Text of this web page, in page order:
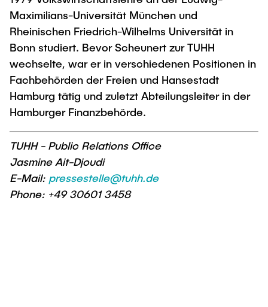
Maximilians-Universität München und
Rheinischen Friedrich-Wilhelms Universität in
Bonn studiert. Bevor Scheunert zur TUHH
wechselte, war er in verschiedenen Positionen in
Fachbehörden der Freien und Hansestadt
Hamburg tätig und zuletzt Abteilungsleiter in der
Hamburger Finanzbehörde.
TUHH - Public Relations Office
Jasmine Ait-Djoudi
E-Mail: pressestelle@tuhh.de
Phone: +49 30601 3458